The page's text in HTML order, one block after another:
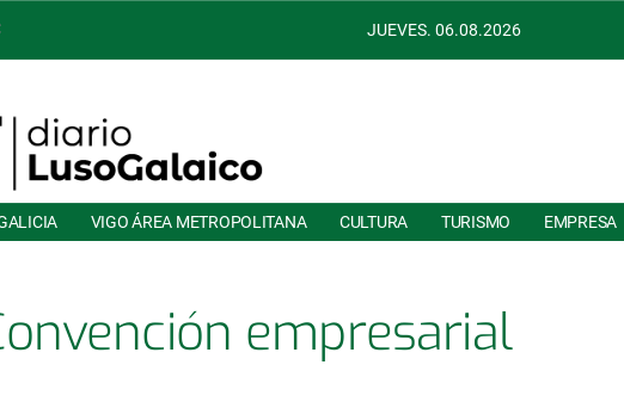
JUEVES. 06.08.2026
VIGO ÁREA METROPOLITANA CULTURA TURISMO EMPRESA
empresarial